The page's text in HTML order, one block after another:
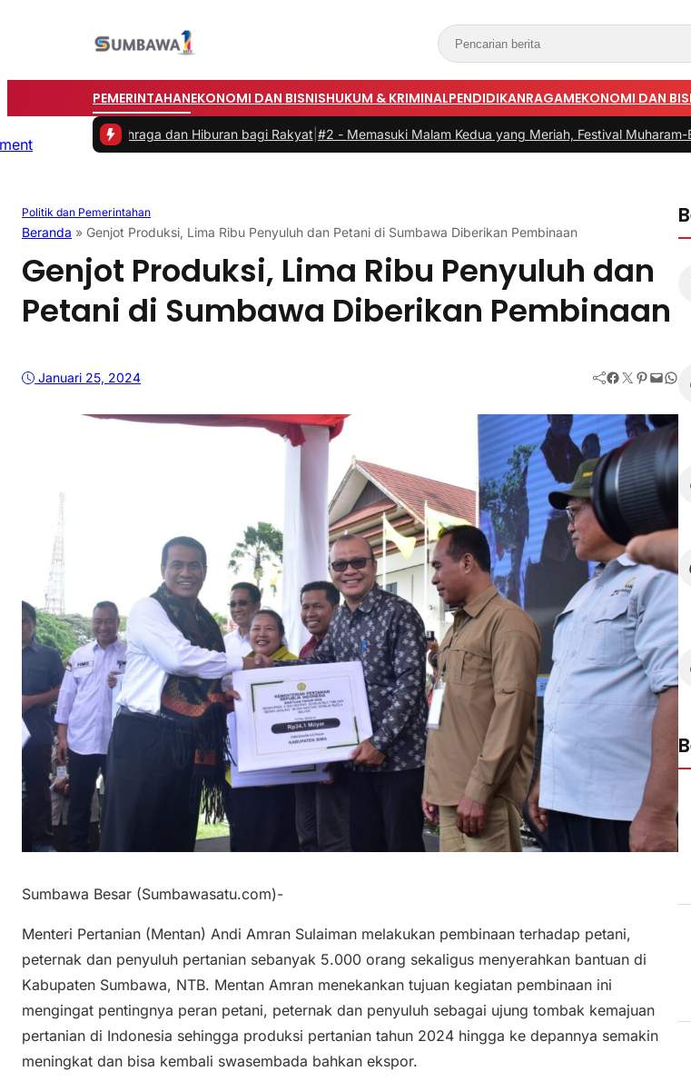
PEMERINTAHANEKONOMI DAN BISNISHUKUM & KRIMINALPENDIDIKANRAGAMEKONOMI DAN
Olahraga dan Hiburan bagi Rakyat|#2 -Memasuki Malam Kedua yang Meriah, Festival Muharam-Bulan Bung
Politik dan Pemerintahan
Beranda » Genjot Produksi, Lima Ribu Penyuluh dan Petani di Sumbawa Diberikan Pembinaan
Genjot Produksi, Lima Ribu Penyuluh dan
Petani di Sumbawa Diberikan Pembinaan
Januari 25, 2024 Facebook Twitter Pinterest Mail WhatsApp
Sumbawa Besar (Sumbawasatu.com)-
Menteri Pertanian (Mentan) Andi Amran Sulaiman melakukan pembinaan terhadap petani,
peternak dan penyuluh pertanian sebanyak 5.000 orang sekaligus menyerahkan bantuan di
Kabupaten Sumbawa, NTB. Mentan Amran menekankan tujuan kegiatan pembinaan ini
mengingat pentingnya peran petani, peternak dan penyuluh sebagai ujung tombak kemajuan
pertanian di Indonesia sehingga produksi pertanian tahun 2024 hingga ke depannya semakin
meningkat dan bisa kembali swasembada bahkan ekspor.